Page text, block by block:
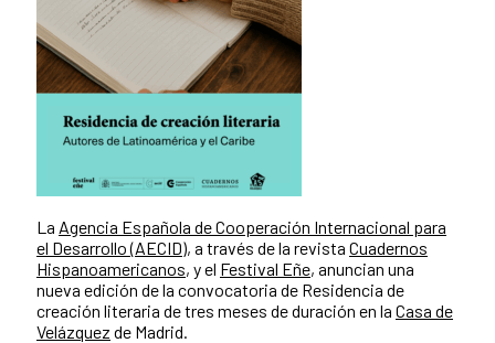
La Agencia Española de Cooperación Internacional para
el Desarrollo (AECID), a través de la revista Cuadernos
Hispanoamericanos, y el Festival Eñe, anuncian una
nueva edición de la convocatoria de Residencia de
creación literaria de tres meses de duración en la Casa de
Velázquez de Madrid.